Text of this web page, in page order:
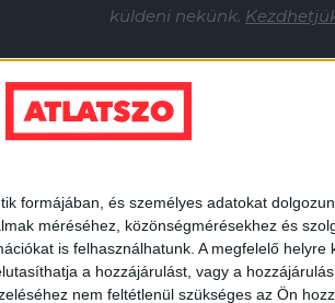
formájában, és személyes adatokat
méréséhez, közönségmérésekhez és
is felhasználhatunk. A megfelelő
a hozzájárulást, vagy a
nem feltétlenül szükséges az Ön
küldeni nekünk.